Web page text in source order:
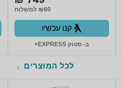
₪60 למשלוח
קנו עכשיו
ב- סטוק EXPRESS+
לכל המוצרים